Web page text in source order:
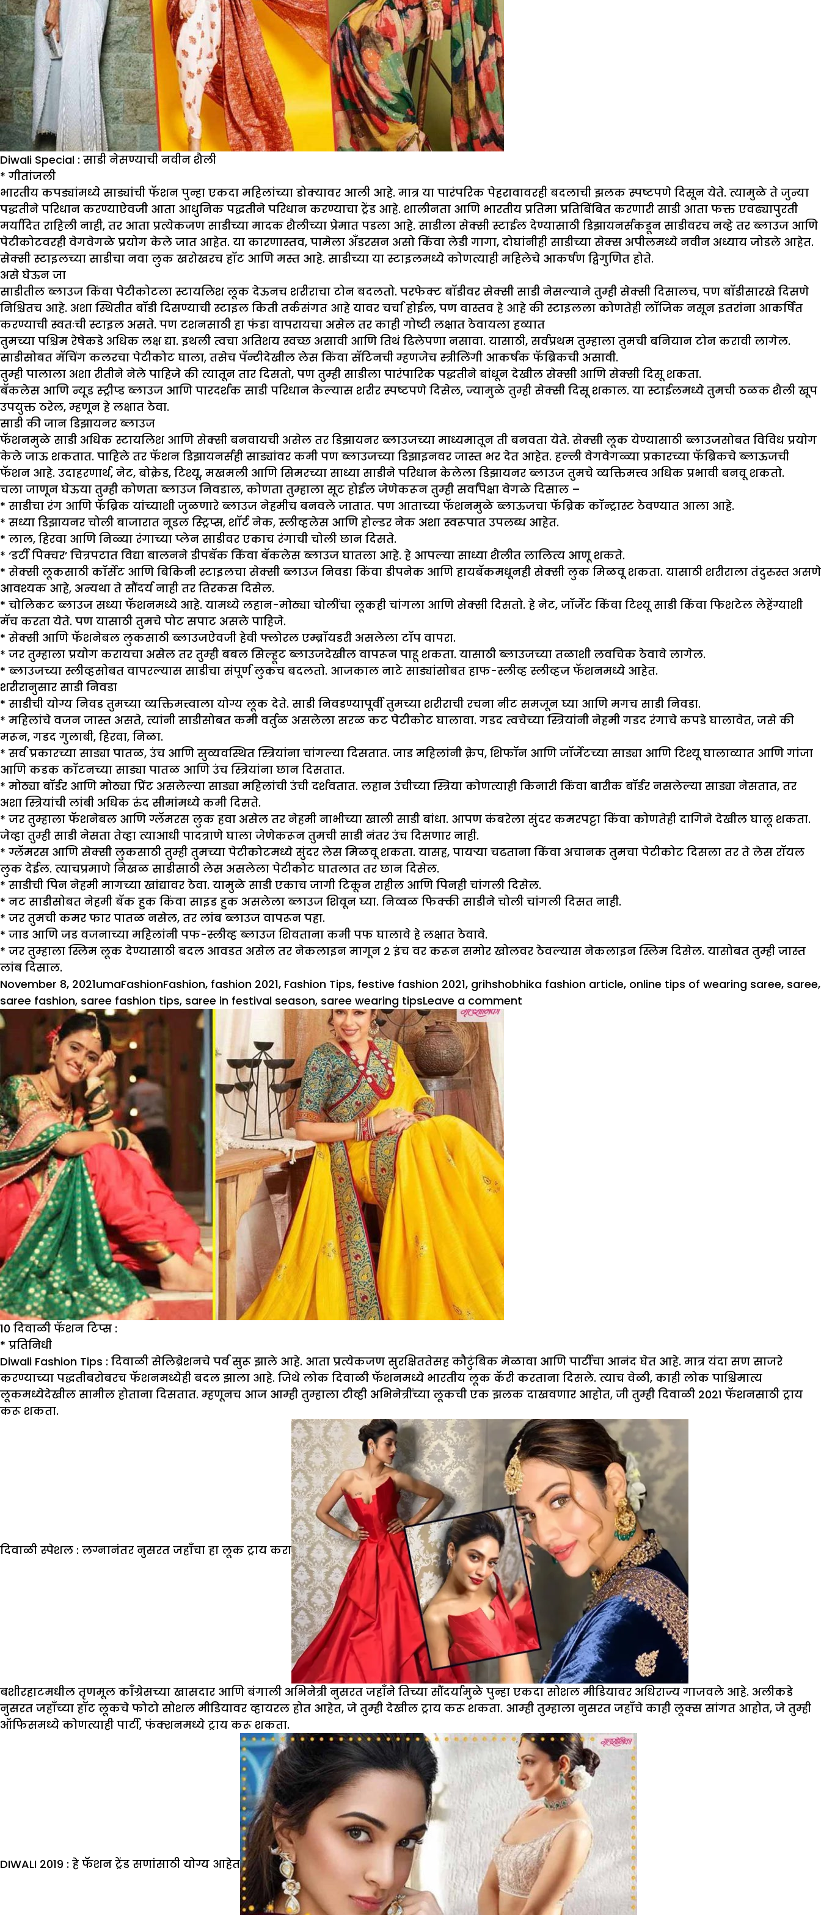
Diwali Special : साडी नेसण्याची नवीन शैली
* गीतांजली
भारतीय कपड्यांमध्ये साड्यांची फॅशन पुन्हा एकदा महिलांच्या डोक्यावर आली आहे. मात्र या पारंपरिक पेहरावावरही बदलाची झलक स्पष्टपणे दिसून येते. त्यामुळे ते जुन्या
पद्धतीने परिधान करण्याऐवजी आता आधुनिक पद्धतीने परिधान करण्याचा ट्रेंड आहे. शालीनता आणि भारतीय प्रतिमा प्रतिबिंबित करणारी साडी आता फक्त एवढ्यापुरती
मर्यादित राहिली नाही, तर आता प्रत्येकजण साडीच्या मादक शैलीच्या प्रेमात पडला आहे. साडीला सेक्सी स्टाईल देण्यासाठी डिझायनर्सकडून साडीवरच नव्हे तर ब्लाउज आणि
पेटीकोटवरही वेगवेगळे प्रयोग केले जात आहेत. या कारणास्तव, पामेला अँडरसन असो किंवा लेडी गागा, दोघांनीही साडीच्या सेक्स अपीलमध्ये नवीन अध्याय जोडले आहेत.
सेक्सी स्टाइलच्या साडीचा नवा लुक खरोखरच हॉट आणि मस्त आहे. साडीच्या या स्टाइलमध्ये कोणत्याही महिलेचे आकर्षण द्विगुणित होते.
असे घेऊन जा
साडीतील ब्लाउज किंवा पेटीकोटला स्टायलिश लूक देऊनच शरीराचा टोन बदलतो. परफेक्ट बॉडीवर सेक्सी साडी नेसल्याने तुम्ही सेक्सी दिसालच, पण बॉडीसारखे दिसणे
निश्चितच आहे. अशा स्थितीत बॉडी दिसण्याची स्टाइल किती तर्कसंगत आहे यावर चर्चा होईल, पण वास्तव हे आहे की स्टाइलला कोणतेही लॉजिक नसून इतरांना आकर्षित
करण्याची स्वतःची स्टाइल असते. पण टशनसाठी हा फंडा वापरायचा असेल तर काही गोष्टी लक्षात ठेवायला हव्यात
तुमच्या पश्चिम रेषेकडे अधिक लक्ष द्या. इथली त्वचा अतिशय स्वच्छ असावी आणि तिथं ढिलेपणा नसावा. यासाठी, सर्वप्रथम तुम्हाला तुमची बनियान टोन करावी लागेल.
साडीसोबत मॅचिंग कलरचा पेटीकोट घाला, तसेच पॅन्टीदेखील लेस किंवा सॅटिनची म्हणजेच स्त्रीलिंगी आकर्षक फॅब्रिकची असावी.
तुम्ही पालाला अशा रीतीने नेले पाहिजे की त्यातून तार दिसतो, पण तुम्ही साडीला पारंपारिक पद्धतीने बांधून देखील सेक्सी आणि सेक्सी दिसू शकता.
बॅकलेस आणि न्यूड स्ट्रीप्ड ब्लाउज आणि पारदर्शक साडी परिधान केल्यास शरीर स्पष्टपणे दिसेल, ज्यामुळे तुम्ही सेक्सी दिसू शकाल. या स्टाईलमध्ये तुमची ठळक शैली खूप
उपयुक्त ठरेल, म्हणून हे लक्षात ठेवा.
साडी की जान डिझायनर ब्लाउज
फॅशनमुळे साडी अधिक स्टायलिश आणि सेक्सी बनवायची असेल तर डिझायनर ब्लाउजच्या माध्यमातून ती बनवता येते. सेक्सी लूक येण्यासाठी ब्लाउजसोबत विविध प्रयोग
केले जाऊ शकतात. पाहिले तर फॅशन डिझायनर्सही साड्यांवर कमी पण ब्लाउजच्या डिझाइनवर जास्त भर देत आहेत. हल्ली वेगवेगळ्या प्रकारच्या फॅब्रिकचे ब्लाऊजची
फॅशन आहे. उदाहरणार्थ, नेट, बोक्रेड, टिश्यू, मखमली आणि सिमरच्या साध्या साडीने परिधान केलेला डिझायनर ब्लाउज तुमचे व्यक्तिमत्त्व अधिक प्रभावी बनवू शकतो.
चला जाणून घेऊया तुम्ही कोणता ब्लाउज निवडाल, कोणता तुम्हाला सूट होईल जेणेकरून तुम्ही सर्वांपेक्षा वेगळे दिसाल –
* साडीचा रंग आणि फॅब्रिक यांच्याशी जुळणारे ब्लाउज नेहमीच बनवले जातात. पण आताच्या फॅशनमुळे ब्लाऊजचा फॅब्रिक कॉन्ट्रास्ट ठेवण्यात आला आहे.
* सध्या डिझायनर चोली बाजारात नूडल स्ट्रिप्स, शॉर्ट नेक, स्लीव्हलेस आणि होल्डर नेक अशा स्वरूपात उपलब्ध आहेत.
* लाल, हिरवा आणि निळ्या रंगाच्या प्लेन साडीवर एकाच रंगाची चोली छान दिसते.
* ‘डर्टी पिक्चर’ चित्रपटात विद्या बालनने डीपबॅक किंवा बॅकलेस ब्लाउज घातला आहे. हे आपल्या साध्या शैलीत लालित्य आणू शकते.
* सेक्सी लूकसाठी कॉर्सेट आणि बिकिनी स्टाइलचा सेक्सी ब्लाउज निवडा किंवा डीपनेक आणि हायबॅकमधूनही सेक्सी लुक मिळवू शकता. यासाठी शरीराला तंदुरुस्त असणे
आवश्यक आहे, अन्यथा ते सौंदर्य नाही तर तिरकस दिसेल.
* चोलिकट ब्लाउज सध्या फॅशनमध्ये आहे. यामध्ये लहान-मोठ्या चोलींचा लूकही चांगला आणि सेक्सी दिसतो. हे नेट, जॉर्जेट किंवा टिश्यू साडी किंवा फिशटेल लेहेंग्याशी
मॅच करता येते. पण यासाठी तुमचे पोट सपाट असले पाहिजे.
* सेक्सी आणि फॅशनेबल लुकसाठी ब्लाउजऐवजी हेवी फ्लोरल एम्ब्रॉयडरी असलेला टॉप वापरा.
* जर तुम्हाला प्रयोग करायचा असेल तर तुम्ही बबल सिल्हूट ब्लाउजदेखील वापरून पाहू शकता. यासाठी ब्लाउजच्या तळाशी लवचिक ठेवावे लागेल.
* ब्लाउजच्या स्लीव्हसोबत वापरल्यास साडीचा संपूर्ण लुकच बदलतो. आजकाल नाटे साड्यांसोबत हाफ-स्लीव्ह स्लीव्हज फॅशनमध्ये आहेत.
शरीरानुसार साडी निवडा
* साडीची योग्य निवड तुमच्या व्यक्तिमत्त्वाला योग्य लूक देते. साडी निवडण्यापूर्वी तुमच्या शरीराची रचना नीट समजून घ्या आणि मगच साडी निवडा.
* महिलांचे वजन जास्त असते, त्यांनी साडीसोबत कमी वर्तुळ असलेला सरळ कट पेटीकोट घालावा. गडद त्वचेच्या स्त्रियांनी नेहमी गडद रंगाचे कपडे घालावेत, जसे की
मरून, गडद गुलाबी, हिरवा, निळा.
* सर्व प्रकारच्या साड्या पातळ, उंच आणि सुव्यवस्थित स्त्रियांना चांगल्या दिसतात. जाड महिलांनी क्रेप, शिफॉन आणि जॉर्जेटच्या साड्या आणि टिश्यू घालाव्यात आणि गांजा
आणि कडक कॉटनच्या साड्या पातळ आणि उंच स्त्रियांना छान दिसतात.
* मोठ्या बॉर्डर आणि मोठ्या प्रिंट असलेल्या साड्या महिलांची उंची दर्शवतात. लहान उंचीच्या स्त्रिया कोणत्याही किनारी किंवा बारीक बॉर्डर नसलेल्या साड्या नेसतात, तर
अशा स्त्रियांची लांबी अधिक रुंद सीमांमध्ये कमी दिसते.
* जर तुम्हाला फॅशनेबल आणि ग्लॅमरस लुक हवा असेल तर नेहमी नाभीच्या खाली साडी बांधा. आपण कंबरेला सुंदर कमरपट्टा किंवा कोणतेही दागिने देखील घालू शकता.
जेव्हा तुम्ही साडी नेसता तेव्हा त्याआधी पादत्राणे घाला जेणेकरून तुमची साडी नंतर उंच दिसणार नाही.
* ग्लॅमरस आणि सेक्सी लुकसाठी तुम्ही तुमच्या पेटीकोटमध्ये सुंदर लेस मिळवू शकता. यासह, पायऱ्या चढताना किंवा अचानक तुमचा पेटीकोट दिसला तर ते लेस रॉयल
लुक देईल. त्याचप्रमाणे निखळ साडीसाठी लेस असलेला पेटीकोट घातलात तर छान दिसेल.
* साडीची पिन नेहमी मागच्या खांद्यावर ठेवा. यामुळे साडी एकाच जागी टिकून राहील आणि पिनही चांगली दिसेल.
* नट साडीसोबत नेहमी बॅक हुक किंवा साइड हुक असलेला ब्लाउज शिवून घ्या. निव्वळ फिक्की साडीने चोली चांगली दिसत नाही.
* जर तुमची कमर फार पातळ नसेल, तर लांब ब्लाउज वापरून पहा.
* जाड आणि जड वजनाच्या महिलांनी पफ-स्लीव्ह ब्लाउज शिवताना कमी पफ घालावे हे लक्षात ठेवावे.
* जर तुम्हाला स्लिम लूक देण्यासाठी बदल आवडत असेल तर नेकलाइन मागून 2 इंच वर करून समोर खोलवर ठेवल्यास नेकलाइन स्लिम दिसेल. यासोबत तुम्ही जास्त
लांब दिसाल.
Posted
on
November 8, 2021Author
umaCategories
FashionTags
Fashion, fashion 2021, Fashion Tips, festive fashion 2021, grihshobhika fashion article, online tips of wearing saree, saree,
saree fashion, saree fashion tips, saree in festival season, saree wearing tipsLeave a comment
10 दिवाळी फॅशन टिप्स :
* प्रतिनिधी
Diwali Fashion Tips : दिवाळी सेलिब्रेशनचे पर्व सुरू झाले आहे. आता प्रत्येकजण सुरक्षिततेसह कौटुंबिक मेळावा आणि पार्टीचा आनंद घेत आहे. मात्र यंदा सण साजरे
करण्याच्या पद्धतीबरोबरच फॅशनमध्येही बदल झाला आहे. जिथे लोक दिवाळी फॅशनमध्ये भारतीय लूक कॅरी करताना दिसले. त्याच वेळी, काही लोक पाश्चिमात्य
लूकमध्येदेखील सामील होताना दिसतात. म्हणूनच आज आम्ही तुम्हाला टीव्ही अभिनेत्रींच्या लूकची एक झलक दाखवणार आहोत, जी तुम्ही दिवाळी 2021 फॅशनसाठी ट्राय
करू शकता.
दिवाळी स्पेशल : लग्नानंतर नुसरत जहाँचा हा लूक ट्राय करा
बशीरहाटमधील तृणमूल काँग्रेसच्या खासदार आणि बंगाली अभिनेत्री नुसरत जहाँने तिच्या सौंदर्यामुळे पुन्हा एकदा सोशल मीडियावर अधिराज्य गाजवले आहे. अलीकडे
नुसरत जहाँच्या हॉट लूकचे फोटो सोशल मीडियावर व्हायरल होत आहेत, जे तुम्ही देखील ट्राय करू शकता. आम्ही तुम्हाला नुसरत जहाँचे काही लूक्स सांगत आहोत, जे तुम्ही
ऑफिसमध्ये कोणत्याही पार्टी, फंक्शनमध्ये ट्राय करू शकता.
DIWALI 2019 : हे फॅशन ट्रेंड सणांसाठी योग्य आहेत